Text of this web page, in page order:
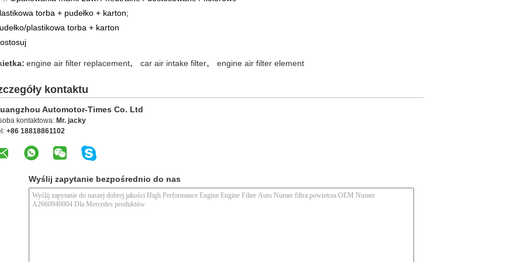
torba + pudełko + karton;
plastikowa torba + karton
engine air filter replacement, car air intake filter, engine air filter element
kontaktu
Automotor-Times Co. Ltd
kontaktowa: Mr. jacky
+86 18818861102
Wyślij zapytanie bezpośrednio do nas